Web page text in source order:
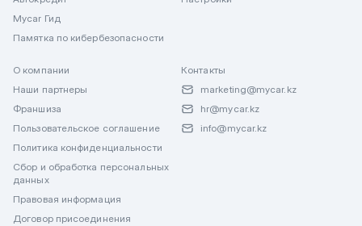
Mycar Гид
Памятка по кибербезопасности
О компании
Наши партнеры
Франшиза
Пользовательское соглашение
Политика конфиденциальности
Сбор и обработка персональных
данных
Правовая информация
Договор присоединения
Контакты
marketing@mycar.kz
hr@mycar.kz
info@mycar.kz